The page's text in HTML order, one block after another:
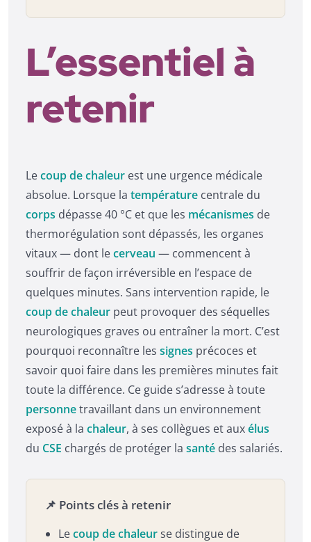
L’essentiel à
retenir
Lecoup de chaleur est une urgence médicale
absolue. Lorsque la température centrale du
corps dépasse 40 °C et que les mécanismes de
thermorégulation sont dépassés, les organes
vitaux — dont lecerveau — commencent à
souffrir de façon irréversible en l’espace de
quelques minutes. Sans intervention rapide, le
coup de chaleur peut provoquer des séquelles
neurologiques graves ou entraîner la mort. C’est
pourquoi reconnaître les signes précoces et
savoir quoi faire dans les premières minutes fait
toute la différence. Ce guide s’adresse à toute
personnetravaillant dans un environnement
exposé à la chaleur, à ses collègues et auxélus
du CSE chargés de protéger la santé des salariés.
📌 Points clés à retenir
Lecoup de chaleurse distingue de